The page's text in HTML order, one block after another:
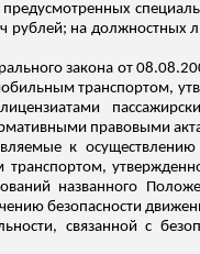
рублей; на должностных
закона от
транспортом,
правовыми
к
транспортом,
названного
безопасности
связанной с